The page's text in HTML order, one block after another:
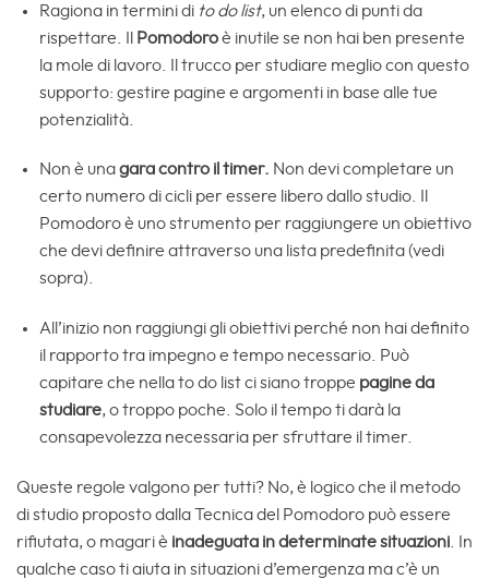
Ragiona in termini dito do list, un elenco di punti da
rispettare. Il Pomodoroè inutile se non hai ben presente
la mole di lavoro. Il trucco per studiare meglio con questo
supporto: gestire pagine e argomenti in base alle tue
potenzialità.
Non è unagara contro il timer. Non devi completare un
certo numero di cicli per essere libero dallo studio. Il
Pomodoro è uno strumento per raggiungere un obiettivo
che devi definire attraverso una lista predefinita (vedi
sopra).
All’inizio non raggiungi gli obiettivi perché non hai definito
il rapporto tra impegno e tempo necessario. Può
capitare che nella to do list ci siano troppe pagine da
studiare, o troppo poche. Solo il tempo ti darà la
consapevolezza necessaria per sfruttare il timer.
Queste regole valgono per tutti? No, è logico che il metodo
di studio proposto dalla Tecnica del Pomodoro può essere
rifiutata, o magari è inadeguata in determinate situazioni . In
qualche caso ti aiuta in situazioni d’emergenza ma c’è un